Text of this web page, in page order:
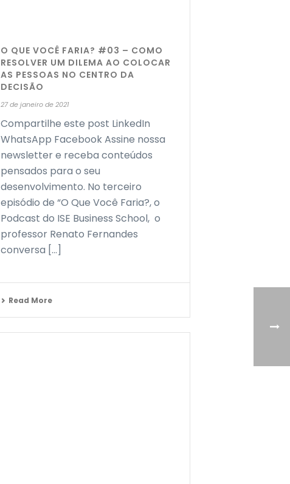
O QUE VOCÊ FARIA? #03 – COMO
RESOLVER UM DILEMA AO COLOCAR
AS PESSOAS NO CENTRO DA
DECISÃO
27 de janeiro de 2021
Compartilhe este post LinkedIn
WhatsApp Facebook Assine nossa
newsletter e receba conteúdos
pensados para o seu
desenvolvimento. No terceiro
episódio de “O Que Você Faria?, o
Podcast do ISE Business School, o
professor Renato Fernandes
conversa [...]
Read More